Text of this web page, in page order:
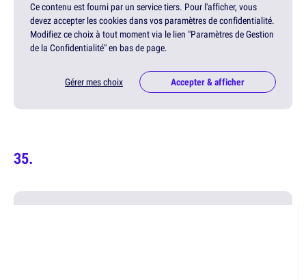
Ce contenu est fourni par un service tiers. Pour l'afficher, vous
devez accepter les cookies dans vos paramètres de confidentialité.
Modifiez ce choix à tout moment via le lien "Paramètres de Gestion
de la Confidentialité" en bas de page.
Gérer mes choix Accepter & afficher